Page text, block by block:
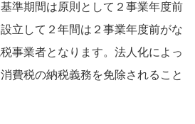
準期間は原則として２事業年度前
立して２年間は２事業年度前がな
事業者となります。法人化によっ
費税の納税義務を免除されること